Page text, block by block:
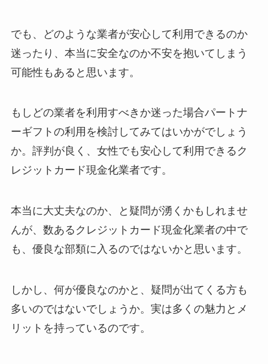
でも、どのような業者が安心して利用できるのか
迷ったり、本当に安全なのか不安を抱いてしまう
可能性もあると思います。
もしどの業者を利用すべきか迷った場合パートナ
ーギフトの利用を検討してみてはいかがでしょう
か。評判が良く、女性でも安心して利用できるク
レジットカード現金化業者です。
本当に大丈夫なのか、と疑問が湧くかもしれませ
んが、数あるクレジットカード現金化業者の中で
も、優良な部類に入るのではないかと思います。
しかし、何が優良なのかと、疑問が出てくる方も
多いのではないでしょうか。実は多くの魅力とメ
リットを持っているのです。